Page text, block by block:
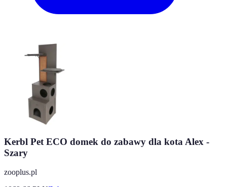
Kerbl Pet ECO domek do zabawy dla kota Alex -
Szary
zooplus.pl